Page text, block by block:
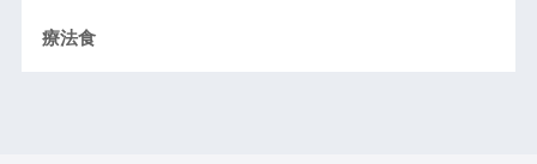
療法食